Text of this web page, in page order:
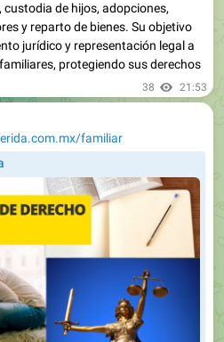
de hijos, adopciones,
y reparto de bienes. Su objetivo
jurídico y representación legal a
protegiendo sus derechos
38 21:53
familiar